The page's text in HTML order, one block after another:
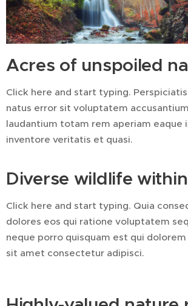
Acres of unspoiled
Click here and start typing.
natus error sit voluptatem
laudantium totam rem aperiam eaque
inventore veritatis et quasi.
Diverse wildlife
Click here and start typing. Quia
dolores eos qui ratione voluptatem
neque porro quisquam est qui
sit amet consectetur adipisci.